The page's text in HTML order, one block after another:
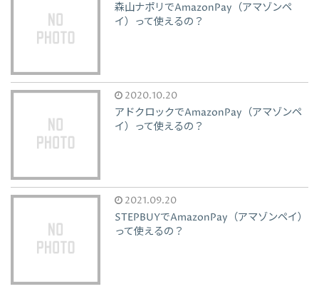
森山ナポリでAmazonPay（アマゾンペ
イ）って使えるの？
2020.10.20
アドクロックでAmazonPay（アマゾンペ
イ）って使えるの？
2021.09.20
STEPBUYでAmazonPay（アマゾンペイ）
って使えるの？